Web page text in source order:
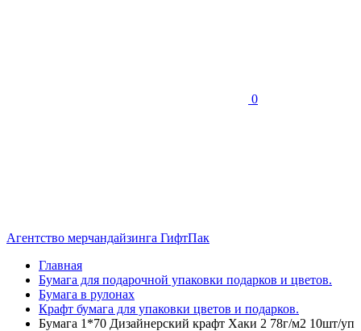
0
Агентство мерчандайзинга ГифтПак
Главная
Бумага для подарочной упаковки подарков и цветов.
Бумага в рулонах
Крафт бумага для упаковки цветов и подарков.
Бумага 1*70 Дизайнерский крафт Хаки 2 78г/м2 10шт/уп